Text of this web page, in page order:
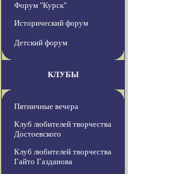
Форум "Курск"
Исторический форум
Детский форум
КЛУБЫ
Пятничные вечера
Клуб любителей творчества
Достоевского
Клуб любителей творчества
Гайто Газданова